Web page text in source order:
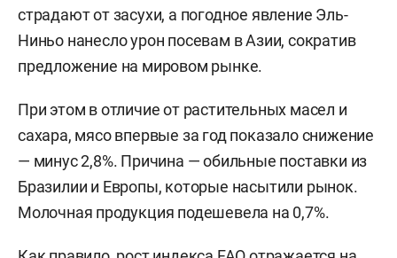
страдают от засухи, а погодное явление Эль-
Ниньо нанесло урон посевам в Азии, сократив
предложение на мировом рынке.
При этом в отличие от растительных масел и
сахара, мясо впервые за год показало снижение
— минус 2,8%. Причина — обильные поставки из
Бразилии и Европы, которые насытили рынок.
Молочная продукция подешевела на 0,7%.